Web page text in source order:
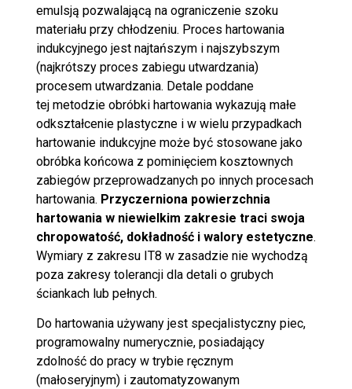
emulsją pozwalającą na ograniczenie szoku
materiału przy chłodzeniu. Proces hartowania
indukcyjnego jest najtańszym i najszybszym
(najkrótszy proces zabiegu utwardzania)
procesem utwardzania. Detale poddane
tej metodzie obróbki hartowania wykazują małe
odkształcenie plastyczne i w wielu przypadkach
hartowanie indukcyjne może być stosowane jako
obróbka końcowa z pominięciem kosztownych
zabiegów przeprowadzanych po innych procesach
hartowania. Przyczerniona powierzchnia
hartowania w niewielkim zakresie traci swoja
chropowatość, dokładność i walory estetyczne.
Wymiary z zakresu IT8 w zasadzie nie wychodzą
poza zakresy tolerancji dla detali o grubych
ściankach lub pełnych.
Do hartowania używany jest specjalistyczny piec,
programowalny numerycznie, posiadający
zdolność do pracy w trybie ręcznym
(małoseryjnym) i zautomatyzowanym